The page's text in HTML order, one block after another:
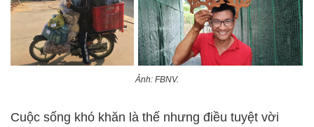
Ảnh: FBNV.
Cuộc sống khó khăn là thế nhưng điều tuyệt vời